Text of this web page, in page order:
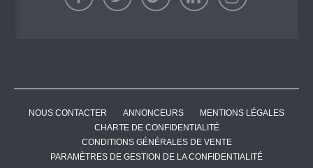
NOUS CONTACTER ANNONCEURS
MENTIONS LÉGALES
CHARTE DE CONFIDENTIALITÉ
CONDITIONS GÉNÉRALES DE VENTE
PARAMÈTRES DE GESTION DE LA CONFIDENTIALITÉ